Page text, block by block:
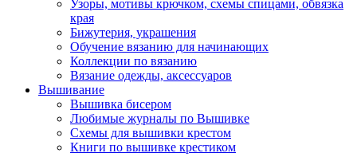
Узоры, мотивы крючком, схемы спицами, обвязка
края
Бижутерия, украшения
Обучение вязанию для начинающих
Коллекции по вязанию
Вязание одежды, аксессуаров
Вышивание
Вышивка бисером
Любимые журналы по Вышивке
Схемы для вышивки крестом
Книги по вышивке крестиком